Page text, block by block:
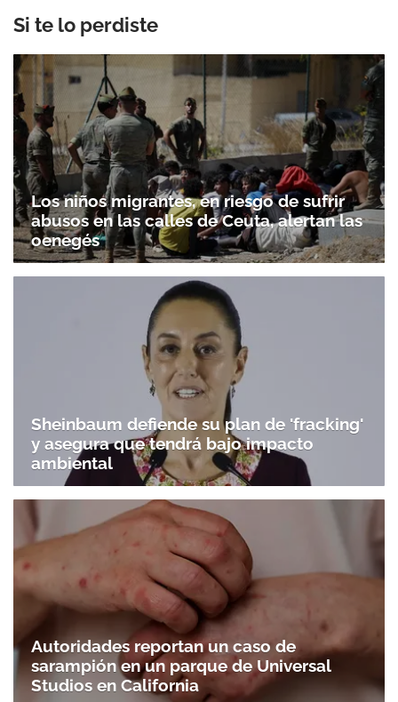
Si te lo perdiste
Los niños migrantes, en riesgo de sufrir
abusos en las calles de Ceuta, alertan las
oenegés
Sheinbaum defiende su plan de 'fracking'
y asegura que tendrá bajo impacto
ambiental
Autoridades reportan un caso de
sarampión en un parque de Universal
Studios en California